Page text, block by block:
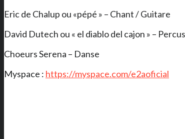
Eric de Chalup ou «pépé » – Chant / Guitare
David Dutech ou « el diablo del cajon » –
Choeurs Serena – Danse
Myspace : https://myspace.com/e2aoficial